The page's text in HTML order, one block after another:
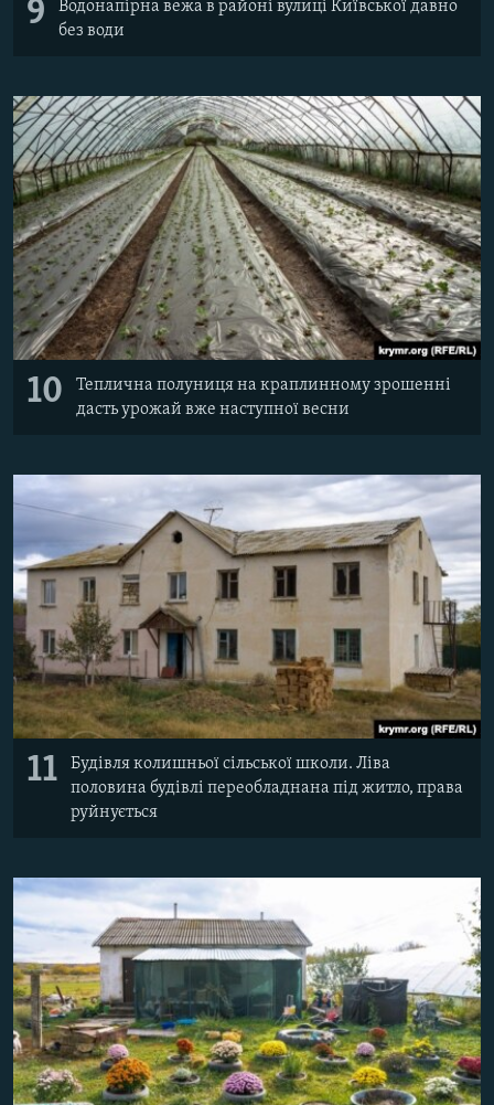
9
Водонапірна вежа в районі вулиці Київської давно
без води
10
Теплична полуниця на краплинному зрошенні
дасть урожай вже наступної весни
11
Будівля колишньої сільської школи. Ліва
половина будівлі переобладнана під житло, права
руйнується